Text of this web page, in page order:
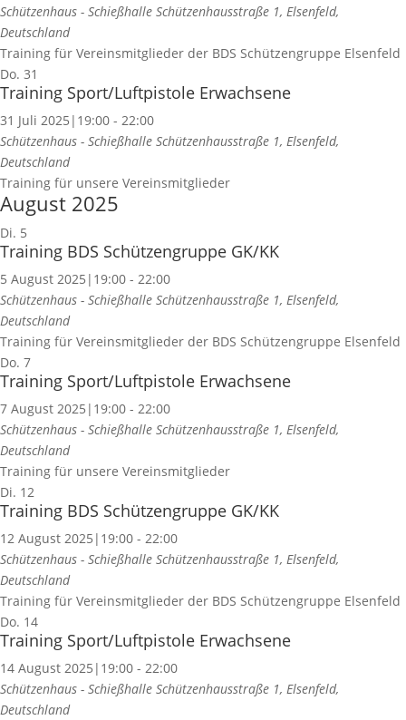
Schützenhaus - Schießhalle Schützenhausstraße 1, Elsenfeld,
Deutschland
Training für Vereinsmitglieder der BDS Schützengruppe Elsenfeld
Do. 31
Training Sport/Luftpistole Erwachsene
31 Juli 2025|19:00 - 22:00
Schützenhaus - Schießhalle Schützenhausstraße 1, Elsenfeld,
Deutschland
Training für unsere Vereinsmitglieder
August 2025
Di. 5
Training BDS Schützengruppe GK/KK
5 August 2025|19:00 - 22:00
Schützenhaus - Schießhalle Schützenhausstraße 1, Elsenfeld,
Deutschland
Training für Vereinsmitglieder der BDS Schützengruppe Elsenfeld
Do. 7
Training Sport/Luftpistole Erwachsene
7 August 2025|19:00 - 22:00
Schützenhaus - Schießhalle Schützenhausstraße 1, Elsenfeld,
Deutschland
Training für unsere Vereinsmitglieder
Di. 12
Training BDS Schützengruppe GK/KK
12 August 2025|19:00 - 22:00
Schützenhaus - Schießhalle Schützenhausstraße 1, Elsenfeld,
Deutschland
Training für Vereinsmitglieder der BDS Schützengruppe Elsenfeld
Do. 14
Training Sport/Luftpistole Erwachsene
14 August 2025|19:00 - 22:00
Schützenhaus - Schießhalle Schützenhausstraße 1, Elsenfeld,
Deutschland